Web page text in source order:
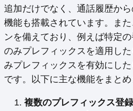
追加だけでなく、通話履歴か
機能も搭載されています。ま
ンを備えており、例えば特定
のみプレフィックスを適用し
みプレフィックスを有効にし
です。以下に主な機能をまとめ
複数のプレフィックス登録